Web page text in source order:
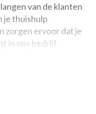
van de klanten
je thuishulp
zorgen ervoor dat je
in ons bedrijf
van onze
en een